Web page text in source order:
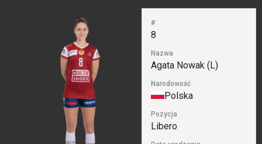
#
8
Nazwa
Agata Nowak (L)
Narodowość
Polska
Pozycja
Libero